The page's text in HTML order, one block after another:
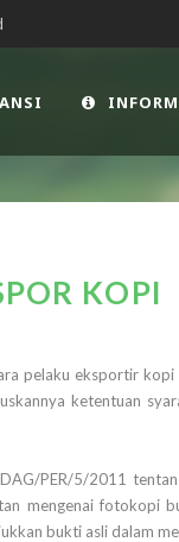
KOPI
pelaku eksportir
ketentuan
PER/5/2011
mengenai fotokopi
bukti asli dalam